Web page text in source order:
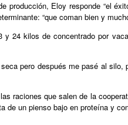
Eloy responde “el
“que coman bien y
y 24 kilos de concentrado por
pero después me pasé al
raciones que salen de la
de un pienso bajo en proteína y